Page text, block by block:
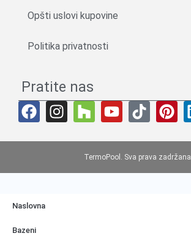
Opšti uslovi kupovine
Politika privatnosti
Pratite nas
TermoPool. Sva prava zadržana
Naslovna
Bazeni